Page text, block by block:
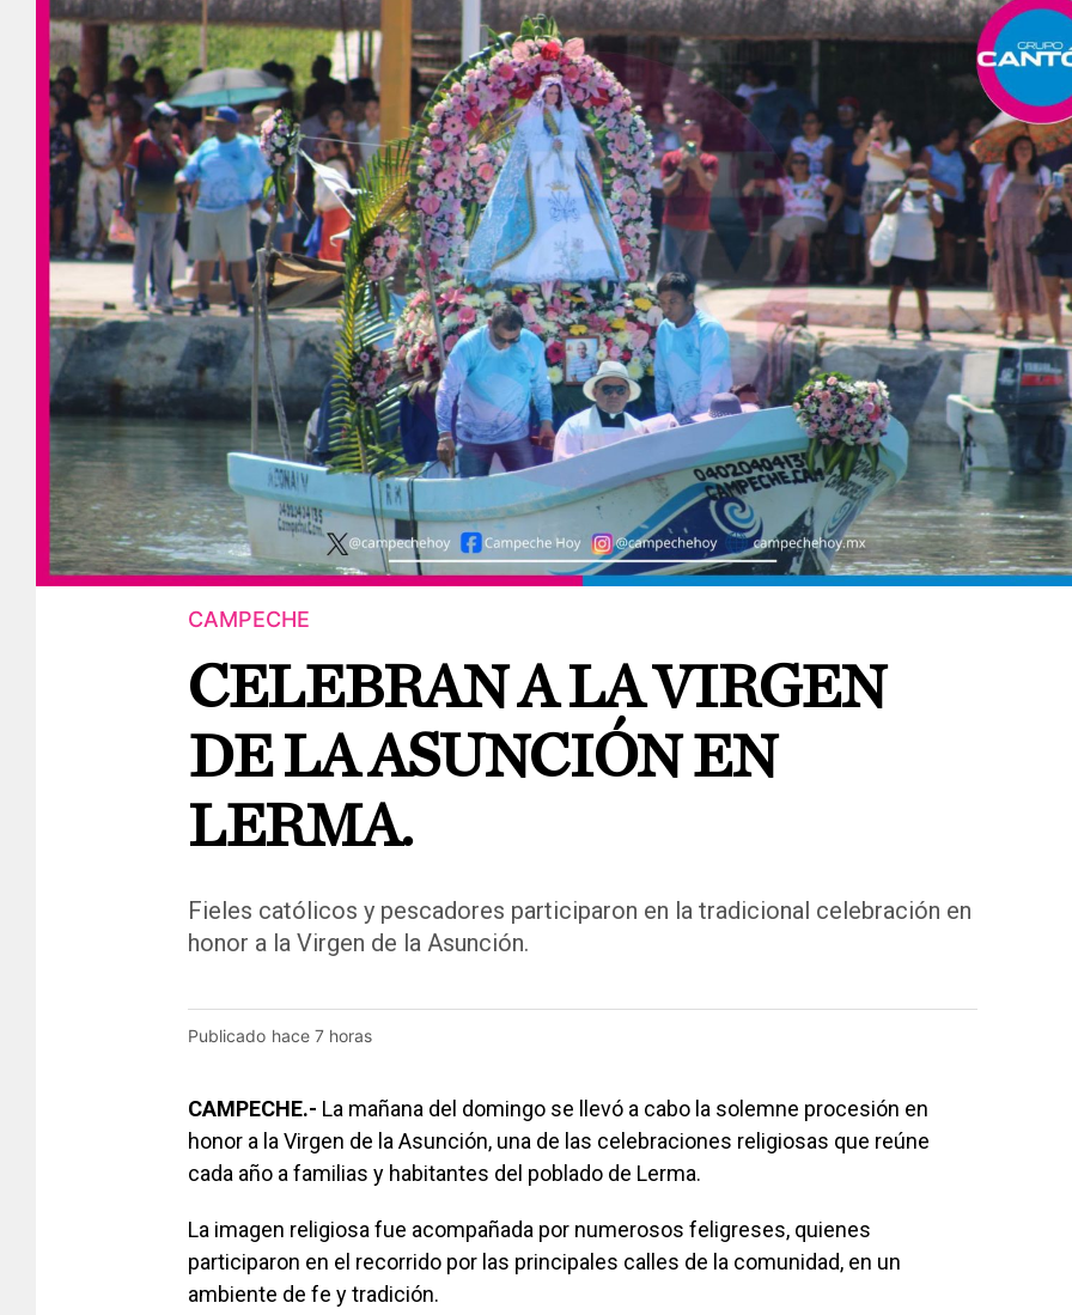
CAMPECHE
CELEBRAN A LA VIRGEN
DE LA ASUNCIÓN EN
LERMA.
Fieles católicos y pescadores participaron en la tradicional celebración en
honor a la Virgen de la Asunción.
Publicado hace 7 horas
CAMPECHE.- La mañana del domingo se llevó a cabo la solemne procesión en
honor a la Virgen de la Asunción, una de las celebraciones religiosas que reúne
cada año a familias y habitantes del poblado de Lerma.
La imagen religiosa fue acompañada por numerosos feligreses, quienes
participaron en el recorrido por las principales calles de la comunidad, en un
ambiente de fe y tradición.